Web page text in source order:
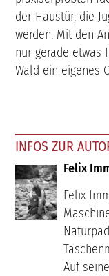
der Haustür, die
werden. Mit den
nur gerade etwas
Wald ein eigenes
INFOS ZUR
Felix
Felix
Auf